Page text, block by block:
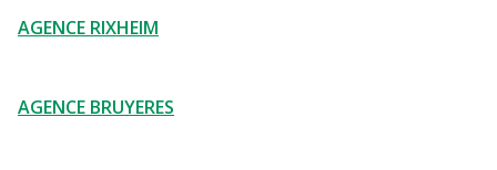
AGENCE RIXHEIM
AGENCE BRUYERES